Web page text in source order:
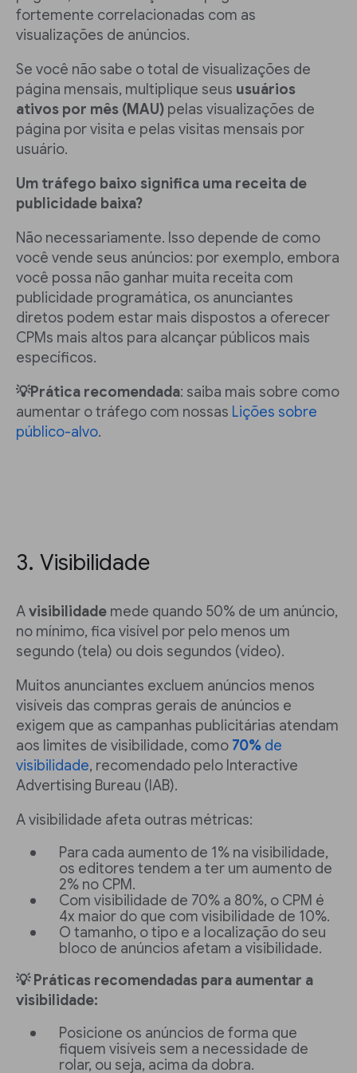
fortemente correlacionadas com as
visualizações de anúncios.
Se você não sabe o total de visualizações de
página mensais, multiplique seus usuários
ativos por mês (MAU) pelas visualizações de
página por visita e pelas visitas mensais por
usuário.
Um tráfego baixo significa uma receita de
publicidade baixa?
Não necessariamente. Isso depende de como
você vende seus anúncios: por exemplo, embora
você possa não ganhar muita receita com
publicidade programática, os anunciantes
diretos podem estar mais dispostos a oferecer
CPMs mais altos para alcançar públicos mais
específicos.
💡Prática recomendada: saiba mais sobre como
aumentar o tráfego com nossas Lições sobre
público-alvo.
3. Visibilidade
Avisibilidade mede quando 50% de um anúncio,
no mínimo, fica visível por pelo menos um
segundo (tela) ou dois segundos (vídeo).
Muitos anunciantes excluem anúncios menos
visíveis das compras gerais de anúncios e
exigem que as campanhas publicitárias atendam
aos limites de visibilidade, como 70% de
visibilidade, recomendado pelo Interactive
Advertising Bureau (IAB).
A visibilidade afeta outras métricas:
Para cada aumento de 1% na visibilidade,
os editores tendem a ter um aumento de
2% no CPM.
Com visibilidade de 70% a 80%, o CPM é
4x maior do que com visibilidade de 10%.
O tamanho, o tipo e a localização do seu
bloco de anúncios afetam a visibilidade.
💡 Práticas recomendadas para aumentar a
visibilidade:
Posicione os anúncios de forma que
fiquem visíveis sem a necessidade de
rolar, ou seja, acima da dobra.